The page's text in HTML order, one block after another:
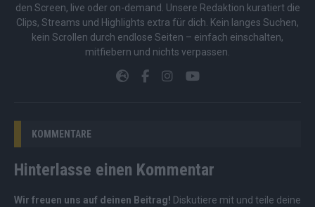
den Screen, live oder on-demand. Unsere Redaktion kuratiert die
Clips, Streams und Highlights extra für dich. Kein langes Suchen,
kein Scrollen durch endlose Seiten – einfach einschalten,
mitfiebern und nichts verpassen.
KOMMENTARE
Hinterlasse einen Kommentar
Wir freuen uns auf deinen Beitrag! Diskutiere mit und teile deine